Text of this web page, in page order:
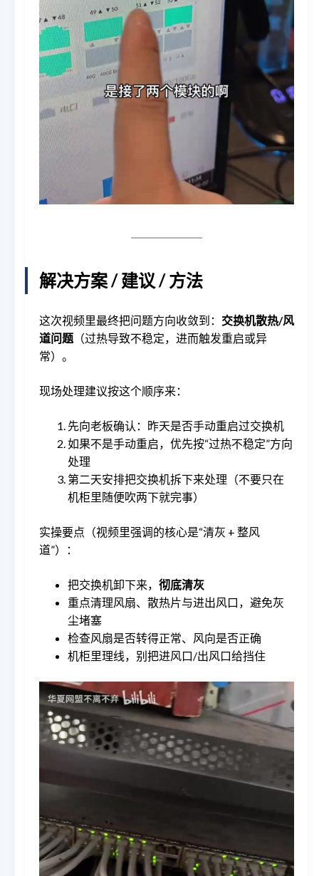
解决方案 / 建议 / 方法
这次视频里最终把问题方向收敛到： 交换机散热/风
道问题 （过热导致不稳定，进而触发重启或异
常）。
现场处理建议按这个顺序来：
先向老板确认：昨天是否手动重启过交换机
如果不是手动重启，优先按“过热不稳定”方向
处理
第二天安排把交换机拆下来处理（不要只在
机柜里随便吹两下就完事）
实操要点（视频里强调的核心是“清灰 + 整风
道”）：
把交换机卸下来， 彻底清灰
重点清理风扇、散热片与进出风口，避免灰
尘堵塞
检查风扇是否转得正常、风向是否正确
机柜里理线，别把进风口/出风口给挡住